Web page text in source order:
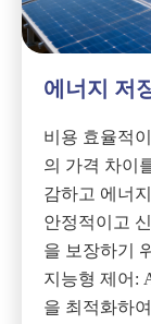
에너지 저
비용 효율적
의 가격 차이
감하고 에너
안정적이고
을 보장하기
지능형 제어:
을 최적화하